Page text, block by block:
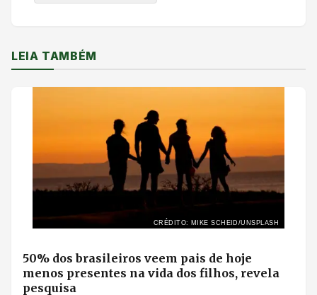
LEIA TAMBÉM
CRÉDITO: MIKE SCHEID/UNSPLASH
50% dos brasileiros veem pais de hoje
menos presentes na vida dos filhos, revela
pesquisa